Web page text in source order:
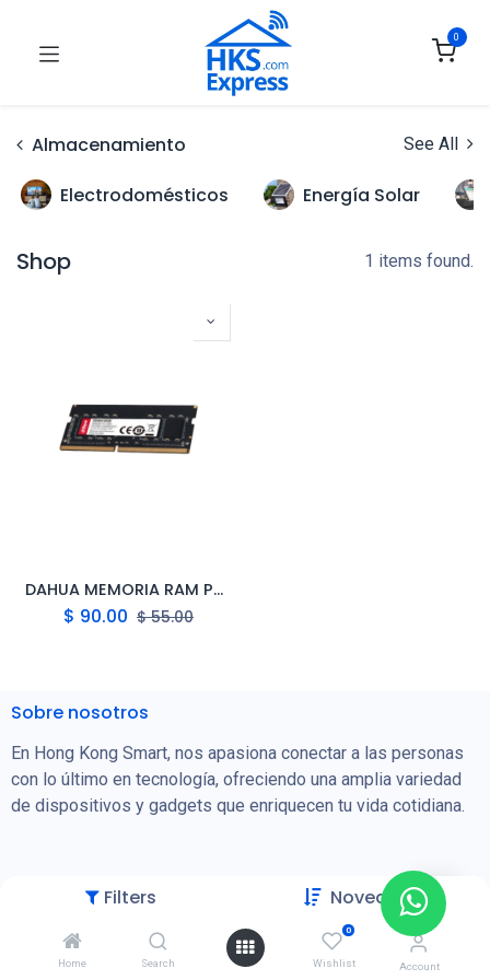
Filters Novedades
Home Search
0
Wishlist Account
0
Almacenamiento See All
Electrodomésticos Energía Solar
Shop 1 items found.
DAHUA MEMORIA RAM PARA LAPTOPS SODIMM
$ 90.00 $55.00
Sobre nosotros
En Hong Kong Smart, nos apasiona conectar a las personas
con lo último en tecnología, ofreciendo una amplia variedad
de dispositivos y gadgets que enriquecen tu vida cotidiana.
Categorías
Celulares, Tablets y Accesorios